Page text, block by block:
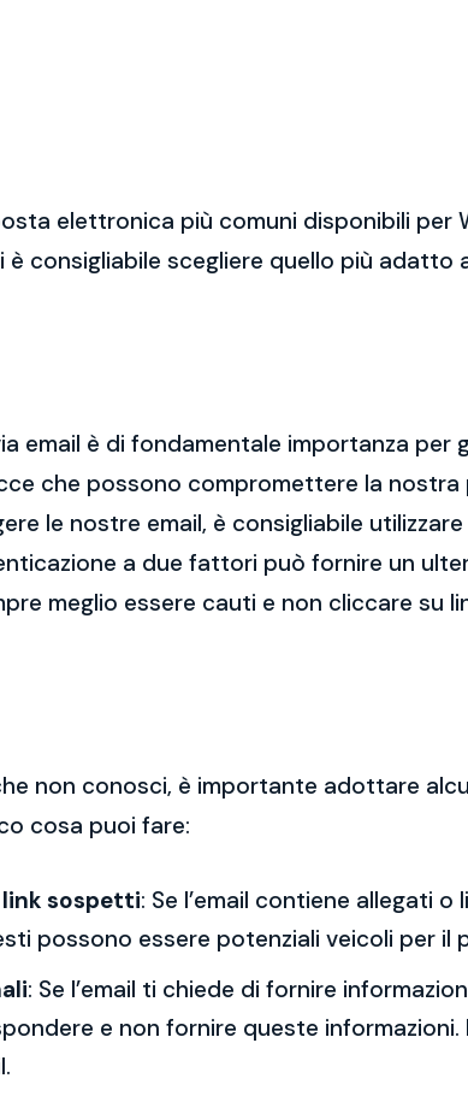
elettronica più comuni disponibili per
consigliabile scegliere quello più adatto
email è di fondamentale importanza per
che possono compromettere la
le nostre email, è consigliabile
a due fattori può fornire un
meglio essere cauti e non cliccare
non conosci, è importante adottare
cosa puoi fare:
sospetti: Se l’email contiene allegati
possono essere potenziali veicoli per il
: Se l’email ti chiede di fornire
e non fornire queste